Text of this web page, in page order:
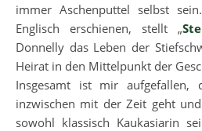
immer Aschenputtel selbst
Englisch erschienen, stellt „
Donnelly das Leben der
Heirat in den Mittelpunkt der
Insgesamt ist mir aufgefallen,
inzwischen mit der Zeit geht
sowohl klassisch Kaukasiarin